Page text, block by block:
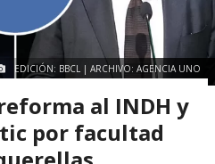
EDICIÓN: BBCL | ARCHIVO: AGENCIA UNO
al INDH y
por facultad